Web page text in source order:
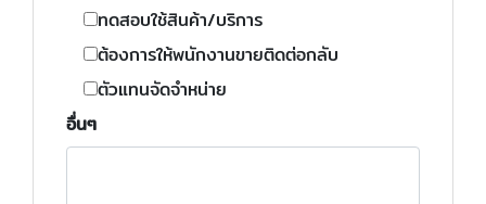
ทดสอบใช้สินค้า/บริการ
ต้องการให้พนักงานขายติดต่อกลับ
ตัวแทนจัดจำหน่าย
อื่นๆ